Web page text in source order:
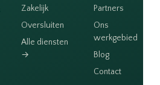
Zakelijk
Oversluiten
Alle diensten
→
Partners
Ons
werkgebied
Blog
Contact